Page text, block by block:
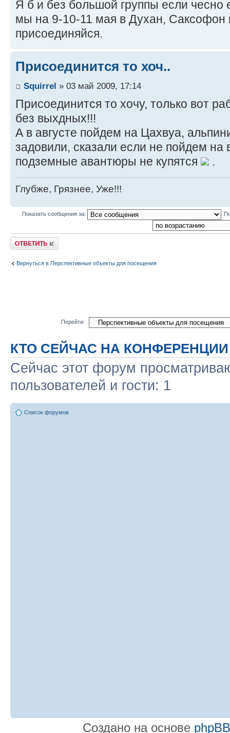
Я б и без большой группы если
мы на 9-10-11 мая в Духан, Саксофон
присоединяйся.
Присоединится то хоч..
Squirrel » 03 май 2009, 17:14
Присоединится то хочу, только вот
без выхдных!!!
А в августе пойдем на Цахвуа,
задовили, сказали если не пойдем
подземные авантюры не купятся
.
Глубже, Грязнее, Уже!!!
Показать сообщения за:
Ответить
Вернуться в Перспективные объекты для посещения
Перейти:
КТО СЕЙЧАС НА КОНФЕРЕНЦИИ
Сейчас этот форум
пользователей и гости: 1
Список форумов
Создано на основе phpBB